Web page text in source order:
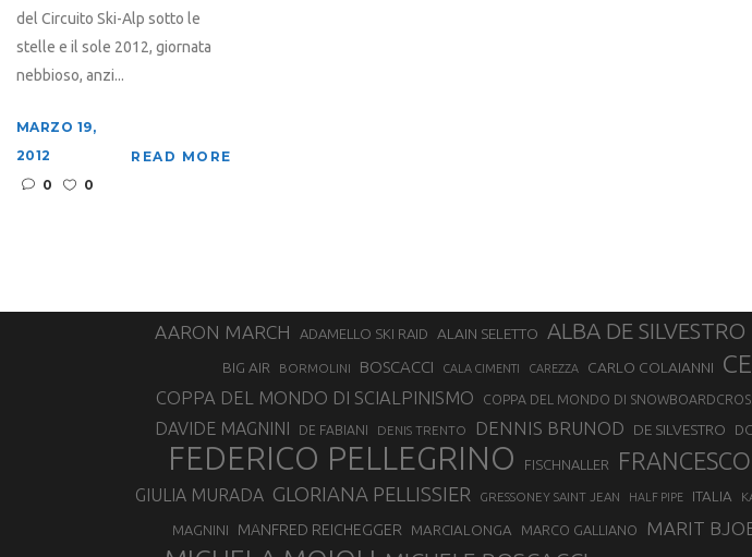
del Circuito Ski-Alp sotto le
stelle e il sole 2012, giornata
nebbioso, anzi...
MARZO 19,
2012
0
0
READ MORE
AARON MARCH ADAMELLO SKI RAID ALAIN SELETTO ALBA DE SILVESTRO
BIG AIR
BORMOLINI BOSCACCI CALA CIMENTI CAREZZA CARLO COLAIANNI
COPPA DEL MONDO DI SCIALPINISMO COPPA DEL MONDO DI
DAVIDE MAGNINI DE FABIANI DENIS TRENTO DENNIS BRUNOD DE SILVESTRO
FEDERICO PELLEGRINO FISCHNALLER
GIULIA MURADA GLORIANA PELLISSIER GRESSONEY SAINT JEAN HALF PIPE ITALIA
MAGNINI MANFRED REICHEGGER MARCIALONGA MARCO GALLIANO MARIT